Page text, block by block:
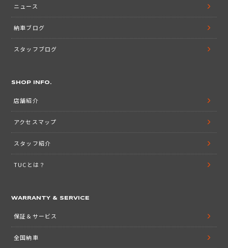
ニュース
納車ブログ
スタッフブログ
SHOP INFO.
店舗紹介
アクセスマップ
スタッフ紹介
TUCとは？
WARRANTY & SERVICE
保証＆サービス
全国納車